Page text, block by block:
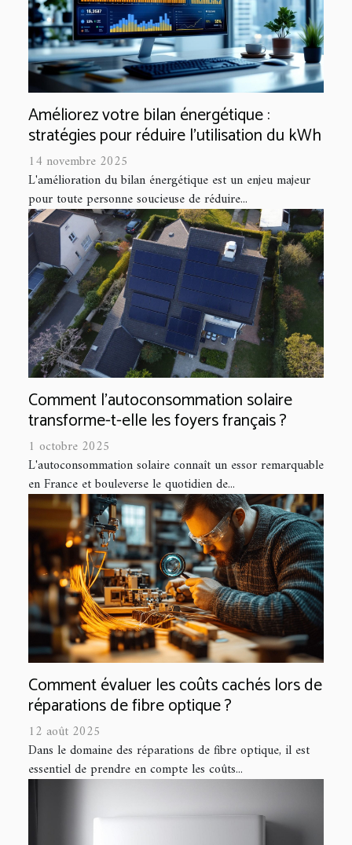
Améliorez votre bilan énergétique :
stratégies pour réduire l'utilisation du kWh
14 novembre 2025
L'amélioration du bilan énergétique est un enjeu majeur
pour toute personne soucieuse de réduire...
Comment l'autoconsommation solaire
transforme-t-elle les foyers français ?
1 octobre 2025
L'autoconsommation solaire connaît un essor remarquable
en France et bouleverse le quotidien de...
Comment évaluer les coûts cachés lors de
réparations de fibre optique ?
12 août 2025
Dans le domaine des réparations de fibre optique, il est
essentiel de prendre en compte les coûts...